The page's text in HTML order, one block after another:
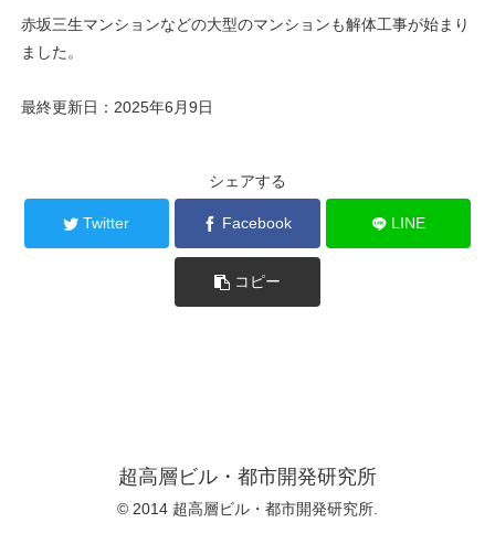
赤坂三生マンションなどの大型のマンションも解体工事が始まり
ました。
最終更新日：2025年6月9日
シェアする
Twitter Facebook LINE
コピー
超高層ビル・都市開発研究所
© 2014 超高層ビル・都市開発研究所.